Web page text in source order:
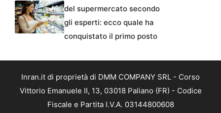
del supermercato secondo
gli esperti: ecco quale ha
conquistato il primo posto
Inran.it di proprietà di DMM COMPANY SRL - Corso
Vittorio Emanuele II, 13, 03018 Paliano (FR) - Codice
Fiscale e Partita I.V.A. 03144800608